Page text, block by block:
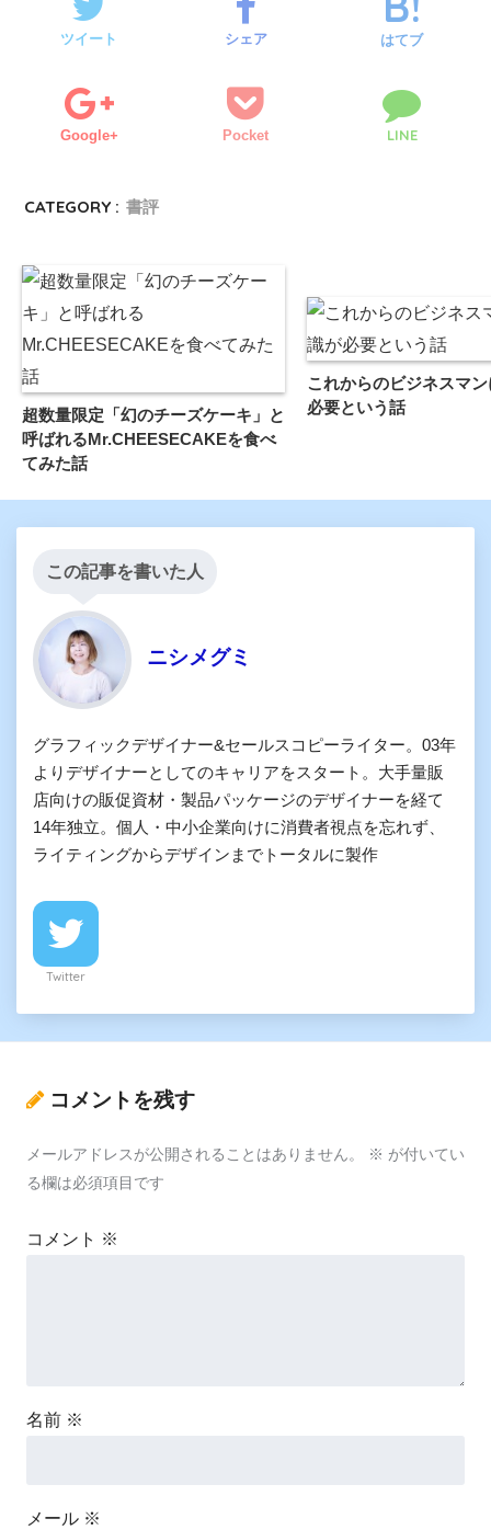
ツイート シェア はてブ
Google+ Pocket LINE
CATEGORY : 書評
超数量限定「幻のチーズケーキ」と
呼ばれるMr.CHEESECAKEを食べ
てみた話
これからのビジネスマ
必要という話
この記事を書いた人
ニシメグミ
グラフィックデザイナー&セールスコピーライター。03年
よりデザイナーとしてのキャリアをスタート。大手量販
店向けの販促資材・製品パッケージのデザイナーを経て
14年独立。個人・中小企業向けに消費者視点を忘れず、
ライティングからデザインまでトータルに製作
Twitter
コメントを残す
メールアドレスが公開されることはありません。 ※ が付いてい
る欄は必須項目です
コメント ※
名前 ※
メール ※